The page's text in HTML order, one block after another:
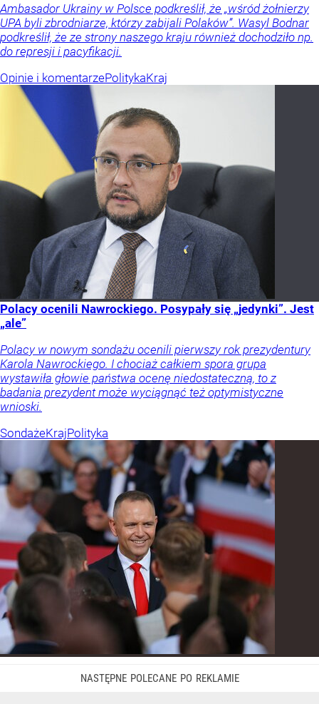
Ambasador Ukrainy w Polsce podkreślił, że „wśród żołnierzy
UPA byli zbrodniarze, którzy zabijali Polaków”. Wasyl Bodnar
podkreślił, że ze strony naszego kraju również dochodziło np.
do represji i pacyfikacji.
Opinie i komentarzePolitykaKraj
Polacy ocenili Nawrockiego. Posypały się „jedynki”. Jest
„ale”
Polacy w nowym sondażu ocenili pierwszy rok prezydentury
Karola Nawrockiego. I chociaż całkiem spora grupa
wystawiła głowie państwa ocenę niedostateczną, to z
badania prezydent może wyciągnąć też optymistyczne
wnioski.
SondażeKrajPolityka